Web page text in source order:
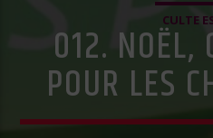
CULTE
012. NOËL,
POUR LES